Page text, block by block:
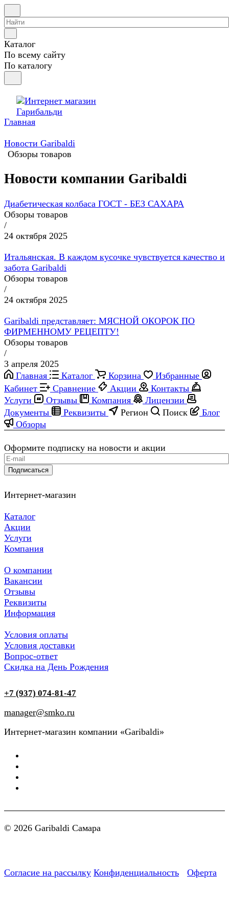
Каталог
По всему сайту
По каталогу
Главная
Новости Garibaldi
Обзоры товаров
Новости компании Garibaldi
Диабетическая колбаса ГОСТ - БЕЗ САХАРА
Обзоры товаров
/
24 октября 2025
Итальянская. В каждом кусочке чувствуется качество и
забота Garibaldi
Обзоры товаров
/
24 октября 2025
Garibaldi представляет: МЯСНОЙ ОКОРОК ПО
ФИРМЕННОМУ РЕЦЕПТУ!
Обзоры товаров
/
3 апреля 2025
Главная
Каталог Корзина
Избранные
Кабинет
Сравнение Акции
Контакты
Услуги
Отзывы Компания
Лицензии
Документы
Реквизиты Регион Поиск
Блог
Обзоры
Оформите подписку на новости и акции
Подписаться
Интернет-магазин
Каталог
Акции
Услуги
Компания
О компании
Вакансии
Отзывы
Реквизиты
Информация
Условия оплаты
Условия доставки
Вопрос-ответ
Скидка на День Рождения
+7 (937) 074-81-47
manager@smko.ru
Интернет-магазин компании «Garibaldi»
© 2026 Garibaldi Самара
Согласие на рассылку Конфиденциальность Оферта